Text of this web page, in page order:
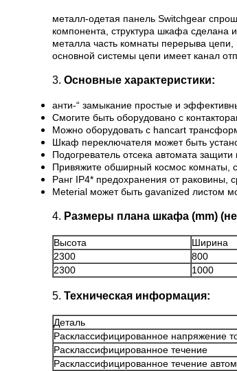
металл-одетая панель Switchgear
компонента, структура шкафа
металла часть комнаты перерыва
основной системы цепи имеет канал
3. Основные характеристики:
анти-“ замыкание простые и
Смогите быть оборудовано с
Можно оборудовать с hancart
Шкаф переключателя может быть
Подогреватель отсека автомата
Привяжите обширный космос комнаты,
Ранг IP4* предохранения от раковины,
Meterial может быть gavanized листом
4. Размеры плана шкафа (mm)
Высота Ширина
2300
800
2300
1000
5. Техническая информация:
Деталь
Расклассифицированное напряжение
Расклассифицированное течение
Расклассифицированное течение